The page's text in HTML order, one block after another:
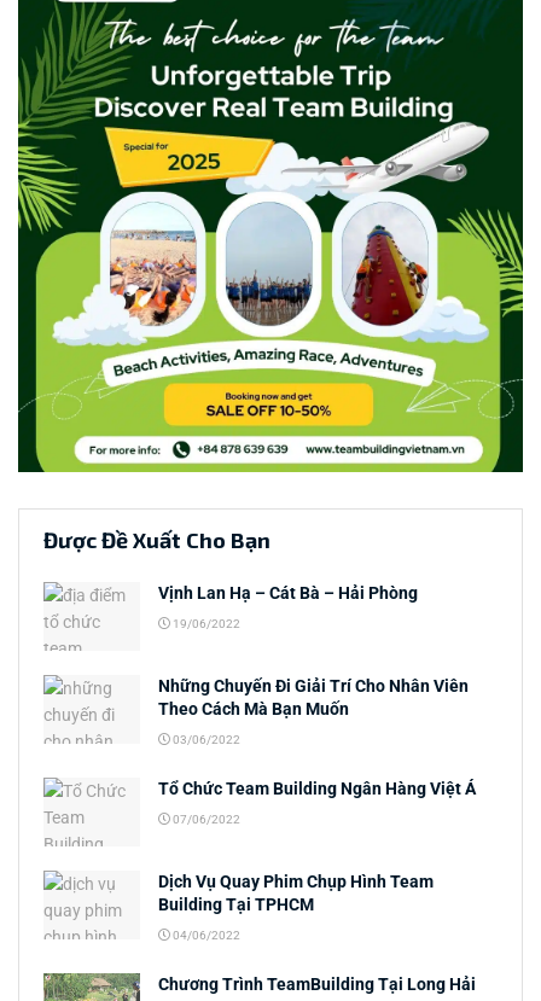
Được Đề Xuất Cho Bạn
Vịnh Lan Hạ – Cát Bà – Hải Phòng
19/06/2022
Những Chuyến Đi Giải Trí Cho Nhân Viên
Theo Cách Mà Bạn Muốn
03/06/2022
Tổ Chức Team Building Ngân Hàng Việt Á
07/06/2022
Dịch Vụ Quay Phim Chụp Hình Team
Building Tại TPHCM
04/06/2022
Chương Trình TeamBuilding Tại Long Hải